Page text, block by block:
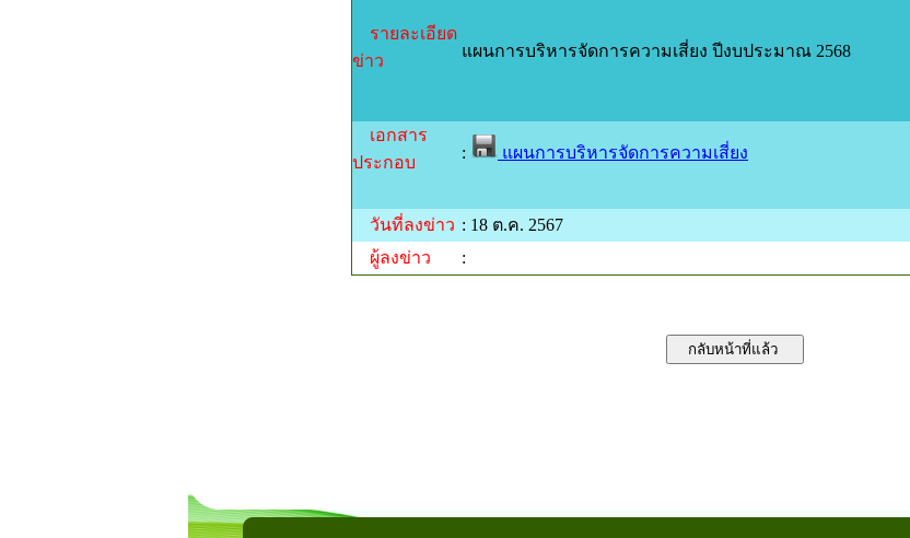
รายละเอียด
ข่าว
แผนการบริหารจัดการความเสี่ยง ปีงบประมาณ 2568
เอกสาร
ประกอบ
: แผนการบริหารจัดการความเสี่ยง
วันที่ลงข่าว : 18 ต.ค. 2567
ผู้ลงข่าว
: